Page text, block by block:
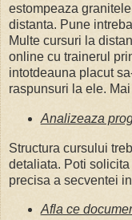
estompeaza
distanta. Pune
Multe cursuri la
online cu trainerul
intotdeauna placut
raspunsuri la ele.
Analizeaza
Structura cursului
detaliata. Poti
precisa a secventei
Afla ce